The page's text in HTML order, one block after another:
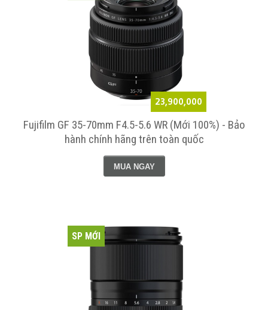
23,900,000
Fujifilm GF 35-70mm F4.5-5.6 WR (Mới 100%) - Bảo
hành chính hãng trên toàn quốc
MUA NGAY
SP MỚI